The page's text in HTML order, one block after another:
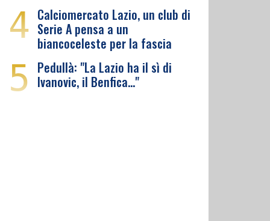
4 Calciomercato Lazio, un club di
Serie A pensa a un
biancoceleste per la fascia
5 Pedullà: "La Lazio ha il sì di
Ivanovic, il Benfica…"